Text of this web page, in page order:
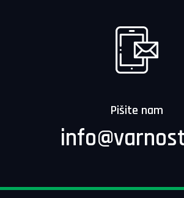
Pišite nam